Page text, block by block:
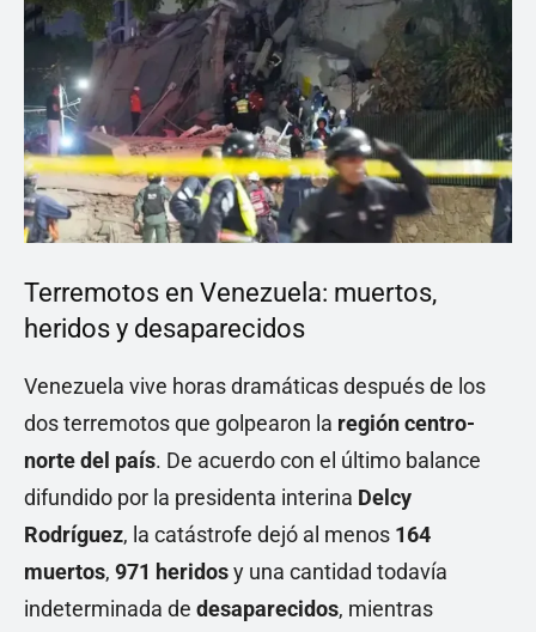
Terremotos en Venezuela: muertos,
heridos y desaparecidos
Venezuela vive horas dramáticas después de los
dos terremotos que golpearon la región centro-
norte del país. De acuerdo con el último balance
difundido por la presidenta interina Delcy
Rodríguez, la catástrofe dejó al menos 164
muertos, 971 heridosy una cantidad todavía
indeterminada de desaparecidos, mientras